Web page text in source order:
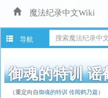
魔法纪录中文Wiki
导航
御魂的特训
（重定向自御魂的特训 传闻鹤乃篇）